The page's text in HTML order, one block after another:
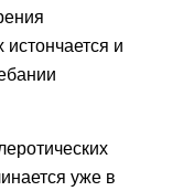
истончается и
уже в